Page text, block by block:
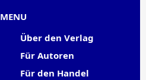
MENU
Über den Verlag
Für Autoren
Für den Handel